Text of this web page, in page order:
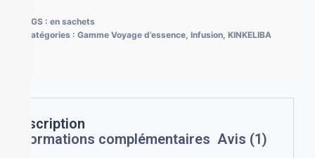
UGS : en sachets
Catégories : Gamme Voyage d’essence Infusion KINKELIBA
Description
Informations complémentaires Avis (1)